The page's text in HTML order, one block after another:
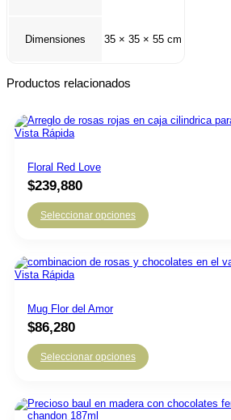
Dimensiones 35 × 35 × 55 cm
Productos relacionados
Vista Rápida
Floral Red Love
$239,880
Seleccionar opciones
Vista Rápida
Mug Flor del Amor
$86,280
Seleccionar opciones